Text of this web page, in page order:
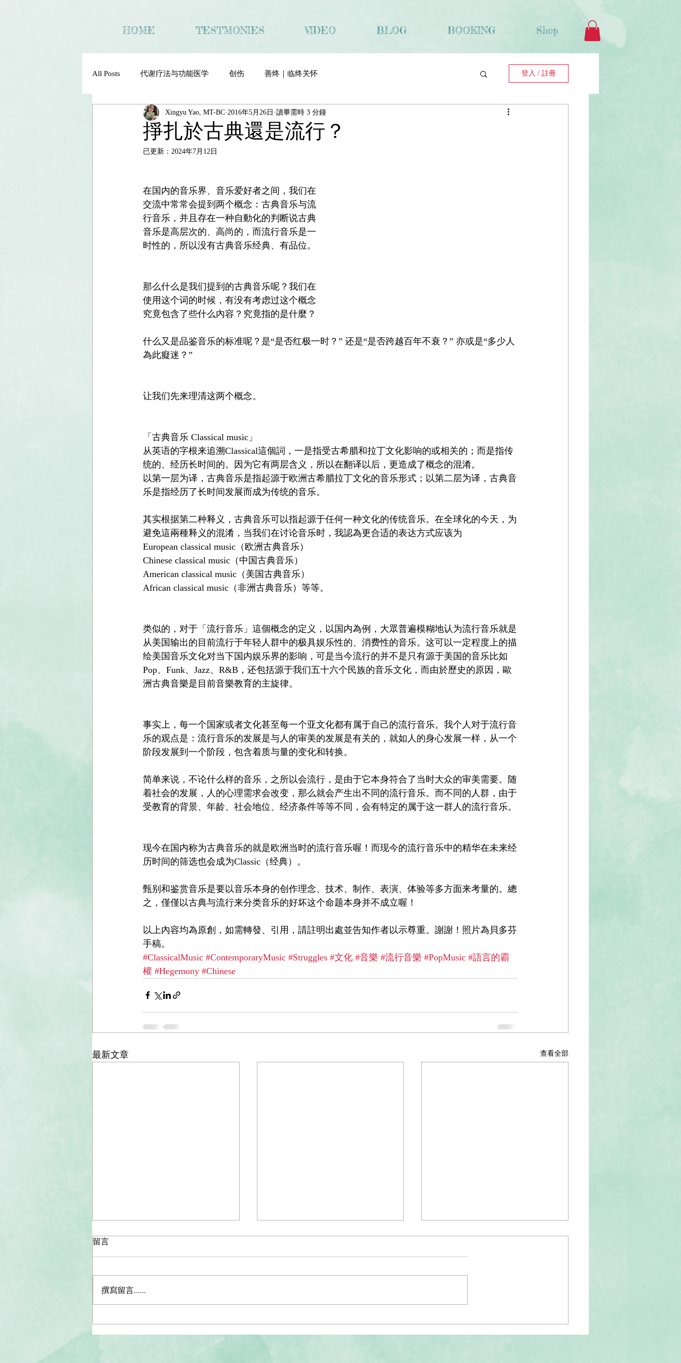
HOME TESTMONIES VIDEO BLOG BOOKING Shop
All Posts 代谢疗法与功能医学 创伤 善终｜临终关怀 登入 / 註冊
掙扎於古典還是流行？
Xingyu Yao, MT-BC 2016年5月26日 讀畢需時 3 分鐘
已更新： 2024年7月12日
在国内的音乐界、音乐爱好者之间，我们在
交流中常常会提到两个概念：古典音乐与流
行音乐，并且存在一种自動化的判断说古典
音乐是高层次的、高尚的，而流行音乐是一
时性的，所以没有古典音乐经典、有品位。
那么什么是我们提到的古典音乐呢？我们在
使用这个词的时候，有没有考虑过这个概念
究竟包含了些什么內容？究竟指的是什麼？
什么又是品鉴音乐的标准呢？是“是否红极一时？” 还是“是否跨越百年不衰？” 亦或是“多少人
為此癡迷？”
让我们先来理清这两个概念。
「古典音乐 Classical music」
从英语的字根来追溯Classical這個詞，一是指受古希腊和拉丁文化影响的或相关的；而是指传
统的、经历长时间的。因为它有两层含义，所以在翻译以后，更造成了概念的混淆。
以第一层为译，古典音乐是指起源于欧洲古希腊拉丁文化的音乐形式；以第二层为译，古典音
乐是指经历了长时间发展而成为传统的音乐。
其实根据第二种释义，古典音乐可以指起源于任何一种文化的传统音乐。在全球化的今天，为
避免這兩種释义的混淆，当我们在讨论音乐时，我認為更合适的表达方式应该为
European classical music（欧洲古典音乐）
Chinese classical music（中国古典音乐）
American classical music（美国古典音乐）
African classical music（非洲古典音乐）等等。
类似的，对于「流行音乐」這個概念的定义，以国内為例，大眾普遍模糊地认为流行音乐就是
从美国输出的目前流行于年轻人群中的极具娱乐性的、消费性的音乐。这可以一定程度上的描
绘美国音乐文化对当下国内娱乐界的影响，可是当今流行的并不是只有源于美国的音乐比如
Pop、Funk、Jazz、R&B，还包括源于我们五十六个民族的音乐文化，而由於歷史的原因，歐
洲古典音樂是目前音樂教育的主旋律。
事实上，每一个国家或者文化甚至每一个亚文化都有属于自己的流行音乐。我个人对于流行音
乐的观点是：流行音乐的发展是与人的审美的发展是有关的，就如人的身心发展一样，从一个
阶段发展到一个阶段，包含着质与量的变化和转换。
简单来说，不论什么样的音乐，之所以会流行，是由于它本身符合了当时大众的审美需要。随
着社会的发展，人的心理需求会改变，那么就会产生出不同的流行音乐。而不同的人群，由于
受教育的背景、年龄、社会地位、经济条件等等不同，会有特定的属于这一群人的流行音乐。
现今在国内称为古典音乐的就是欧洲当时的流行音乐喔！而现今的流行音乐中的精华在未来经
历时间的筛选也会成为Classic（经典）。
甄别和鉴赏音乐是要以音乐本身的创作理念、技术、制作、表演、体验等多方面来考量的。總
之，僅僅以古典与流行来分类音乐的好坏这个命题本身并不成立喔！
以上內容均為原創，如需轉發、引用，請註明出處並告知作者以示尊重。謝謝！照片為貝多芬
手稿。
#ClassicalMusic #ContemporaryMusic #Struggles #文化 #音樂 #流行音樂 #PopMusic #語言的霸
權 #Hegemony #Chinese
最新文章 查看全部
琼瑶｜选择平和喜乐地离开是
一种福气，是一种勇气，也是
月嫂虐婴——因为她也曾被如此
对待｜代际创伤与虐待的传承
学长学姐Q&A｜FOREJAZZX音乐
治疗基础训练班第三届招生启
留言
撰寫留言......